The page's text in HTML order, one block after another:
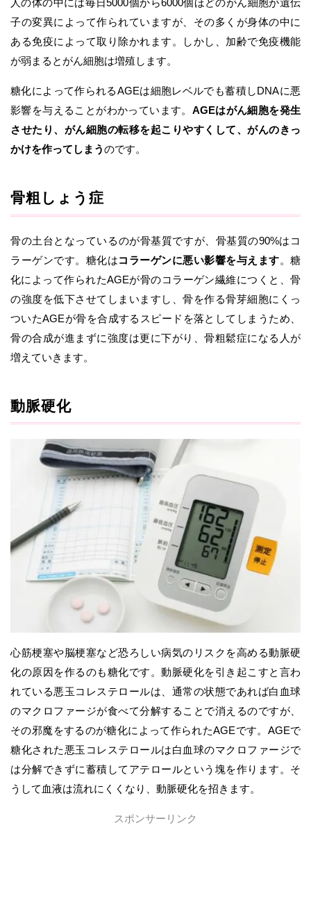
人の体の中には毎日5000個から6000個ほどのがん細胞が遺伝
子の変異によって作られていますが、その多くが身体の中に
ある免疫によって取り除かれます。しかし、加齢で免疫機能
が弱まるとがん細胞は増殖します。
糖化によって作られるAGEは細胞レベルでも蓄積しDNAに悪
影響を与えることがわかっています。 AGEはがん細胞を発生
させたり、がん細胞の転移を起こりやすくして、がんのきっ
かけを作ってしまうのです。
骨粗しょう症
骨の土台となっているのが骨基質ですが、骨基質の90%はコ
ラーゲンです。糖化はコラーゲンに悪い影響を与えます。糖
化によって作られたAGEが骨のコラーゲン繊維につくと、骨
の強度を低下させてしまいますし、骨を作る骨芽細胞にくっ
ついたAGEが骨を合成するスピードを落としてしまうため、
骨の合成が進まずに強度は更に下がり、骨粗鬆症になる人が
増えていきます。
動脈硬化
心筋梗塞や脳梗塞など恐ろしい病気のリスクを高める動脈硬
化の原因を作るのも糖化です。動脈硬化を引き起こすと言わ
れている悪玉コレステロールは、通常の状態であれば白血球
のマクロファージが食べて分解することで消えるのですが、
その邪魔をするのが糖化によって作られたAGEです。AGEで
糖化された悪玉コレステロールは白血球のマクロファージで
は分解できずに蓄積してアテロールという塊を作ります。そ
うして血液は流れにくくなり、動脈硬化を招きます。
スポンサーリンク